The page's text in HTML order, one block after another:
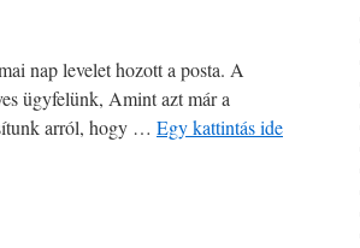
nap levelet hozott a posta. A
ügyfelünk, Amint azt már a
arról, hogy … Egy kattintás ide